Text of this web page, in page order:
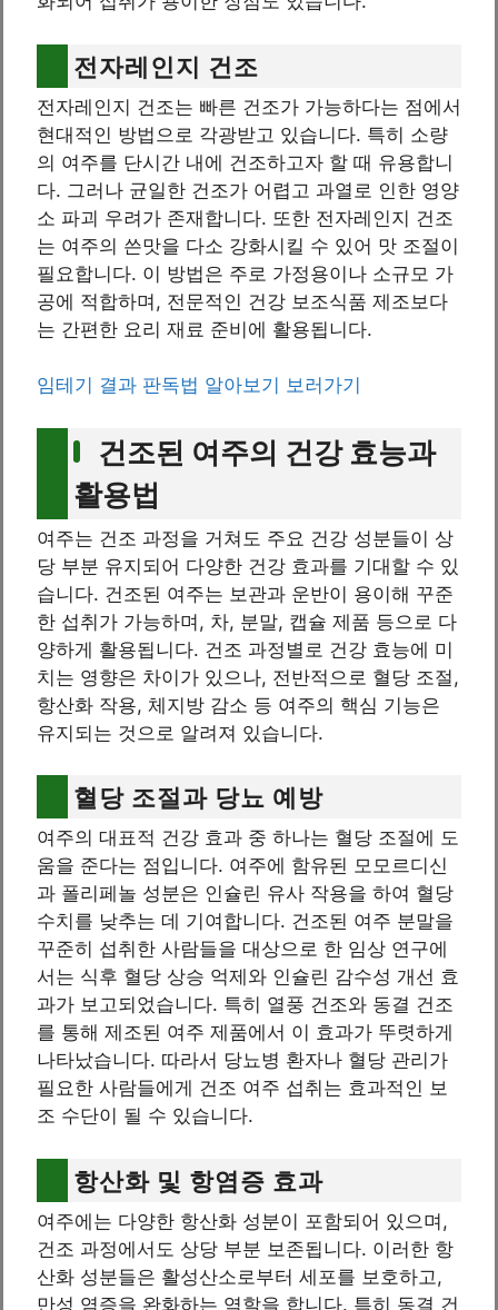
전자레인지 건조
전자레인지 건조는 빠른 건조가 가능하다는 점에서
현대적인 방법으로 각광받고 있습니다. 특히 소량
의 여주를 단시간 내에 건조하고자 할 때 유용합니
다. 그러나 균일한 건조가 어렵고 과열로 인한 영양
소 파괴 우려가 존재합니다. 또한 전자레인지 건조
는 여주의 쓴맛을 다소 강화시킬 수 있어 맛 조절이
필요합니다. 이 방법은 주로 가정용이나 소규모 가
공에 적합하며, 전문적인 건강 보조식품 제조보다
는 간편한 요리 재료 준비에 활용됩니다.
임테기 결과 판독법 알아보기 보러가기
건조된 여주의 건강 효능과
활용법
여주는 건조 과정을 거쳐도 주요 건강 성분들이 상
당 부분 유지되어 다양한 건강 효과를 기대할 수 있
습니다. 건조된 여주는 보관과 운반이 용이해 꾸준
한 섭취가 가능하며, 차, 분말, 캡슐 제품 등으로 다
양하게 활용됩니다. 건조 과정별로 건강 효능에 미
치는 영향은 차이가 있으나, 전반적으로 혈당 조절,
항산화 작용, 체지방 감소 등 여주의 핵심 기능은
유지되는 것으로 알려져 있습니다.
혈당 조절과 당뇨 예방
여주의 대표적 건강 효과 중 하나는 혈당 조절에 도
움을 준다는 점입니다. 여주에 함유된 모모르디신
과 폴리페놀 성분은 인슐린 유사 작용을 하여 혈당
수치를 낮추는 데 기여합니다. 건조된 여주 분말을
꾸준히 섭취한 사람들을 대상으로 한 임상 연구에
서는 식후 혈당 상승 억제와 인슐린 감수성 개선 효
과가 보고되었습니다. 특히 열풍 건조와 동결 건조
를 통해 제조된 여주 제품에서 이 효과가 뚜렷하게
나타났습니다. 따라서 당뇨병 환자나 혈당 관리가
필요한 사람들에게 건조 여주 섭취는 효과적인 보
조 수단이 될 수 있습니다.
항산화 및 항염증 효과
여주에는 다양한 항산화 성분이 포함되어 있으며,
건조 과정에서도 상당 부분 보존됩니다. 이러한 항
산화 성분들은 활성산소로부터 세포를 보호하고,
만성 염증을 완화하는 역할을 합니다. 특히 동결 건